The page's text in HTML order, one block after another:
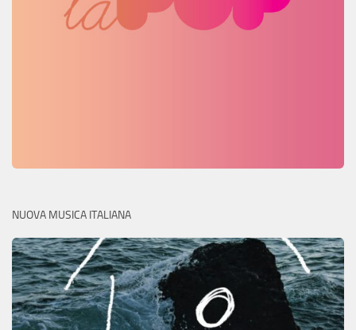
NUOVA MUSICA ITALIANA